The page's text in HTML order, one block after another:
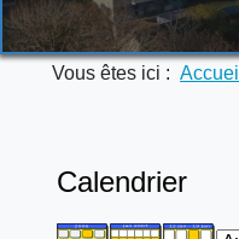
Vous êtes ici : Accueil
Calendrier